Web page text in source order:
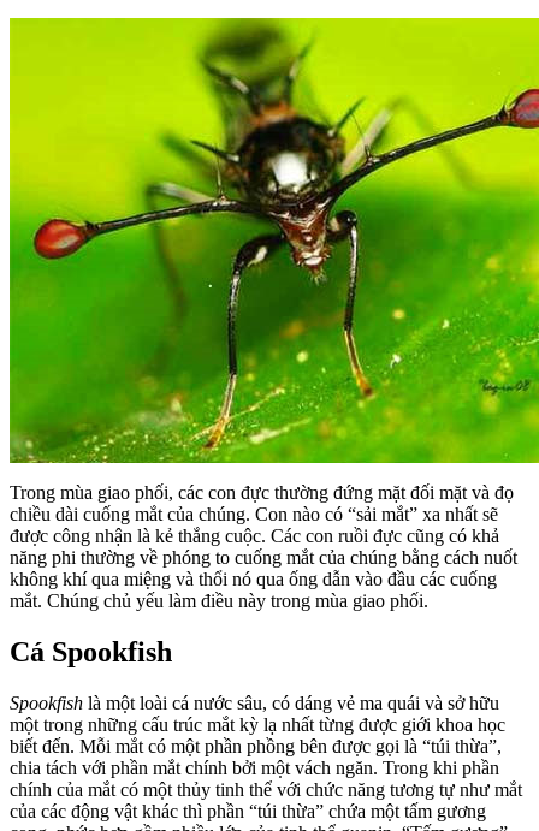
Trong mùa giao phối, các con đực thường đứng mặt đối mặt và đọ
chiều dài cuống mắt của chúng. Con nào có “sải mắt” xa nhất sẽ
được công nhận là kẻ thắng cuộc. Các con ruồi đực cũng có khả
năng phi thường về phóng to cuống mắt của chúng bằng cách nuốt
không khí qua miệng và thổi nó qua ống dẫn vào đầu các cuống
mắt. Chúng chủ yếu làm điều này trong mùa giao phối.
Cá Spookfish
Spookfish là một loài cá nước sâu, có dáng vẻ ma quái và sở hữu
một trong những cấu trúc mắt kỳ lạ nhất từng được giới khoa học
biết đến. Mỗi mắt có một phần phồng bên được gọi là “túi thừa”,
chia tách với phần mắt chính bởi một vách ngăn. Trong khi phần
chính của mắt có một thủy tinh thể với chức năng tương tự như mắt
của các động vật khác thì phần “túi thừa” chứa một tấm gương